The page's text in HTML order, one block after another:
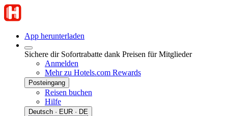
App herunterladen
Sichere dir Sofortrabatte dank Preisen für Mitglieder
Anmelden
Mehr zu Hotels.com Rewards
Posteingang
Reisen buchen
Hilfe
Deutsch · EUR · DE